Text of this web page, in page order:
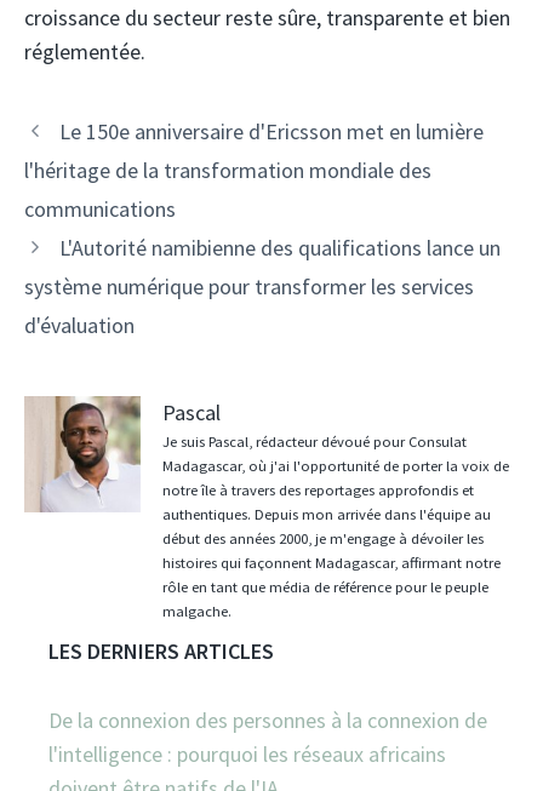
croissance du secteur reste sûre, transparente et bien
réglementée.
Navigation
des
Le 150e anniversaire d'Ericsson met en lumière
l'héritage de la transformation mondiale des
communications
L'Autorité namibienne des qualifications lance un
système numérique pour transformer les services
d'évaluation
Pascal
Je suis Pascal, rédacteur dévoué pour Consulat
Madagascar, où j'ai l'opportunité de porter la voix de
notre île à travers des reportages approfondis et
authentiques. Depuis mon arrivée dans l'équipe au
début des années 2000, je m'engage à dévoiler les
histoires qui façonnent Madagascar, affirmant notre
rôle en tant que média de référence pour le peuple
malgache.
LES DERNIERS ARTICLES
De la connexion des personnes à la connexion de
l'intelligence : pourquoi les réseaux africains